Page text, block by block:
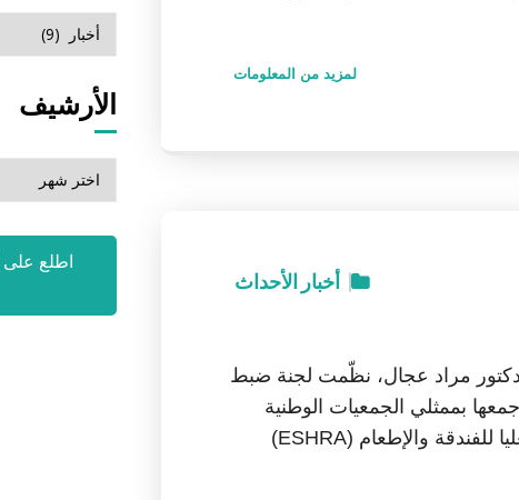
لمزيد من المعلومات
أخبار الأحداث
مراد عجال، نظّمت لجنة ضبط
لقاءً وطنياً تشاورياً جمعها بممثلي الجمعيات الوطنية
الناشطة في مجال حماية المستهلك، وذلك بالمدرسة العليا للفندقة والإطعام (ESHRA)
التصنيفات
الأرشيف
الأرشيف
اطلع على